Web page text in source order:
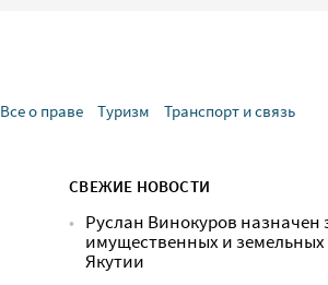
Все о праве Туризм Транспорт и связь
СВЕЖИЕ НОВОСТИ
Руслан Винокуров
имущественных и
Якутии